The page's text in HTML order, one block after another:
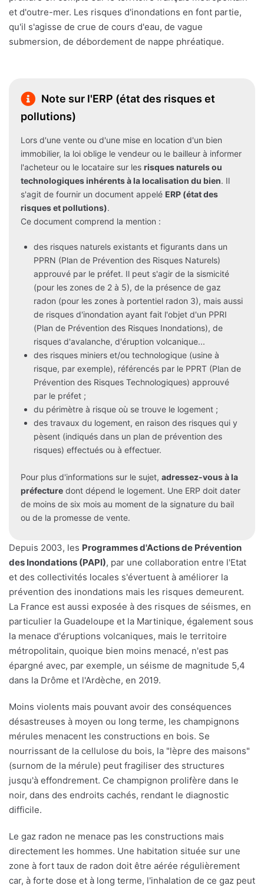
et d'outre-mer. Les risques d'inondations en font partie,
qu'il s'agisse de crue de cours d'eau, de vague
submersion, de débordement de nappe phréatique.
Note sur l'ERP (état des risques et
pollutions)
Lors d'une vente ou d'une mise en location d'un bien
immobilier, la loi oblige le vendeur ou le bailleur à informer
l'acheteur ou le locataire sur les risques naturels ou
technologiques inhérents à la localisation du bien. Il
s'agit de fournir un document appelé ERP (état des
risques et pollutions).
Ce document comprend la mention :
des risques naturels existants et figurants dans un
PPRN (Plan de Prévention des Risques Naturels)
approuvé par le préfet. Il peut s'agir de la sismicité
(pour les zones de 2 à 5), de la présence de gaz
radon (pour les zones à portentiel radon 3), mais aussi
de risques d'inondation ayant fait l'objet d'un PPRI
(Plan de Prévention des Risques Inondations), de
risques d'avalanche, d'éruption volcanique...
des risques miniers et/ou technologique (usine à
risque, par exemple), référencés par le PPRT (Plan de
Prévention des Risques Technologiques) approuvé
par le préfet ;
du périmètre à risque où se trouve le logement ;
des travaux du logement, en raison des risques qui y
pèsent (indiqués dans un plan de prévention des
risques) effectués ou à effectuer.
Pour plus d'informations sur le sujet, adressez-vous à la
préfecture dont dépend le logement. Une ERP doit dater
de moins de six mois au moment de la signature du bail
ou de la promesse de vente.
Depuis 2003, les Programmes d'Actions de Prévention
des Inondations (PAPI), par une collaboration entre l'Etat
et des collectivités locales s'évertuent à améliorer la
prévention des inondations mais les risques demeurent.
La France est aussi exposée à des risques de séismes, en
particulier la Guadeloupe et la Martinique, également sous
la menace d'éruptions volcaniques, mais le territoire
métropolitain, quoique bien moins menacé, n'est pas
épargné avec, par exemple, un séisme de magnitude 5,4
dans la Drôme et l'Ardèche, en 2019.
Moins violents mais pouvant avoir des conséquences
désastreuses à moyen ou long terme, les champignons
mérules menacent les constructions en bois. Se
nourrissant de la cellulose du bois, la "lèpre des maisons"
(surnom de la mérule) peut fragiliser des structures
jusqu'à effondrement. Ce champignon prolifère dans le
noir, dans des endroits cachés, rendant le diagnostic
difficile.
Le gaz radon ne menace pas les constructions mais
directement les hommes. Une habitation située sur une
zone à fort taux de radon doit être aérée régulièrement
car, à forte dose et à long terme, l'inhalation de ce gaz peut